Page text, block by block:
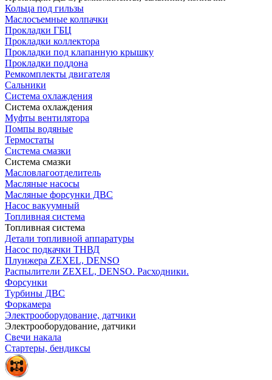
Кольца под гильзы
Маслосъемные колпачки
Прокладки ГБЦ
Прокладки коллектора
Прокладки под клапанную крышку
Прокладки поддона
Ремкомплекты двигателя
Сальники
Система охлаждения
Система охлаждения
Муфты вентилятора
Помпы водяные
Термостаты
Система смазки
Система смазки
Масловлагоотделитель
Масляные насосы
Масляные форсунки ДВС
Насос вакуумный
Топливная система
Топливная система
Детали топливной аппаратуры
Насос подкачки ТНВД
Плунжера ZEXEL, DENSO
Распылители ZEXEL, DENSO. Расходники.
Форсунки
Турбины ДВС
Форкамера
Электрооборудование, датчики
Электрооборудование, датчики
Свечи накала
Стартеры, бендиксы